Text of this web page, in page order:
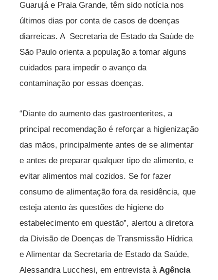
Guarujá e Praia Grande, têm sido notícia nos
últimos dias por conta de casos de doenças
diarreicas. A Secretaria de Estado da Saúde de
São Paulo orienta a população a tomar alguns
cuidados para impedir o avanço da
contaminação por essas doenças.
“Diante do aumento das gastroenterites, a
principal recomendação é reforçar a higienização
das mãos, principalmente antes de se alimentar
e antes de preparar qualquer tipo de alimento, e
evitar alimentos mal cozidos. Se for fazer
consumo de alimentação fora da residência, que
esteja atento às questões de higiene do
estabelecimento em questão”, alertou a diretora
da Divisão de Doenças de Transmissão Hídrica
e Alimentar da Secretaria de Estado da Saúde,
Alessandra Lucchesi, em entrevista à Agência